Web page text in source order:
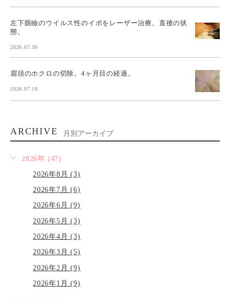
左下眼瞼のウイルス性のイボをレーザー治療。直後の状
態。
2026.07.30
眉頭のホクロの切除。4ヶ月目の経過。
2026.07.18
ARCHIVE 月別アーカイブ
2026年 (47)
2026年8月 (3)
2026年7月 (6)
2026年6月 (9)
2026年5月 (3)
2026年4月 (3)
2026年3月 (5)
2026年2月 (9)
2026年1月 (9)